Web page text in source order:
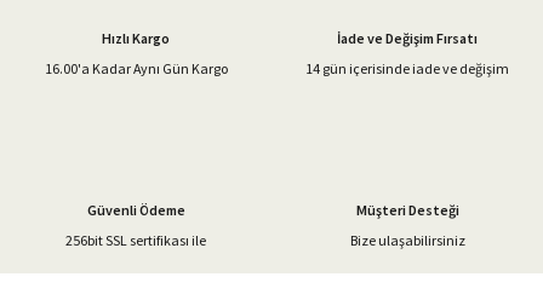
Ürün bilgilerinde hatalar bulunuyor.
Gönder
Hızlı Kargo
16.00'a Kadar Aynı Gün Kargo
İade ve Değişim Fırsatı
14 gün içerisinde iade ve değişim
Güvenli Ödeme
256bit SSL sertifikası ile
Müşteri Desteği
Bize ulaşabilirsiniz